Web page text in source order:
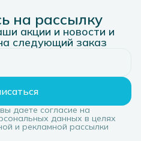
на рассылку
акции и новости и
следующий заказ
даете согласие на
данных в целях
и рекламной рассылки